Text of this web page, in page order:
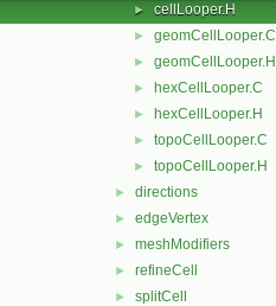
► cellLooper.H
► geomCellLooper.C
► geomCellLooper.H
► hexCellLooper.C
► hexCellLooper.H
► topoCellLooper.C
► topoCellLooper.H
► directions
► edgeVertex
► meshModifiers
► refineCell
► splitCell